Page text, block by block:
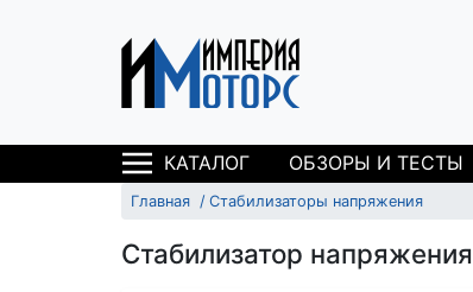
КАТАЛОГ ОБЗОРЫ И ТЕСТЫ
Главная Стабилизаторы напряжения
Стабилизатор